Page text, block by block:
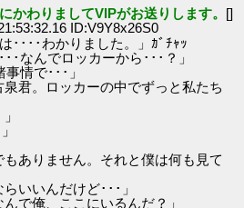
かわりましてVIPがお送りします。 []
ID:V9Y8x26S0
････わかりました。」ｶﾞﾁｬｯ
･なんでロッカーから･･･？」
情で･･･」
君。ロッカーの中でずっと私たち
ありません。それと僕は何も見て
いいんだけど･･･」
で俺、ここにいるんだ？」